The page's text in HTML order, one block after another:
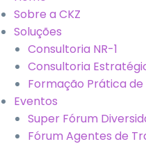
Sobre a CKZ
Soluções
Consultoria NR-1
Consultoria
Formação Prática de
Eventos
Super Fórum
Fórum Agentes de